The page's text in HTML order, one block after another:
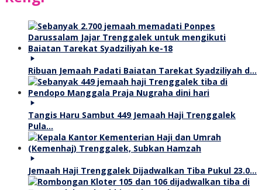
Ribuan Jemaah Padati Baiatan Tarekat Syadziliyah d…
Tangis Haru Sambut 449 Jemaah Haji Trenggalek
Pula…
Jemaah Haji Trenggalek Dijadwalkan Tiba Pukul 23.0…